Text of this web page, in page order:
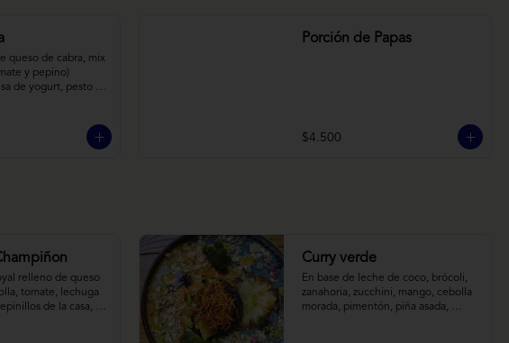
queso de cabra, mix
y pepino)
de yogurt, pesto de
Porción de Papas
$4.500
relleno de queso
tomate, lechuga
de la casa,
Curry verde
En base de leche de coco, brócoli,
zanahoria, zucchini, mango, cebolla
morada, pimentón, piña asada,